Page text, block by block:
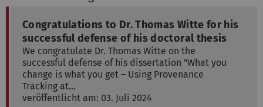
Congratulations to Dr. Thomas Witte for his
successful defense of his doctoral thesis
We congratulate Dr. Thomas Witte on the
successful defense of his dissertation "What you
change is what you get – Using Provenance
Tracking at…
veröffentlicht am: 03. Juli 2024